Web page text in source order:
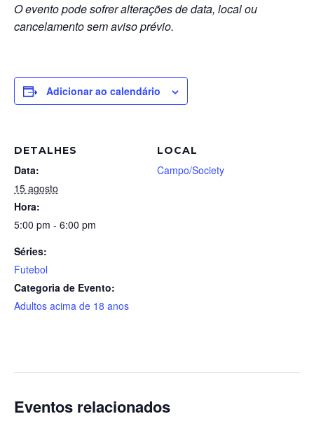
O evento pode sofrer alterações de data, local ou
cancelamento sem aviso prévio.
Adicionar ao calendário
DETALHES
Data:
15 agosto
Hora:
5:00 pm - 6:00 pm
Séries:
Futebol
Categoria de Evento:
Adultos acima de 18 anos
LOCAL
Campo/Society
Eventos relacionados